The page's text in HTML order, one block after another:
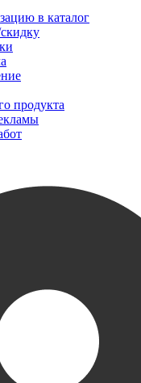
в каталог
продукта